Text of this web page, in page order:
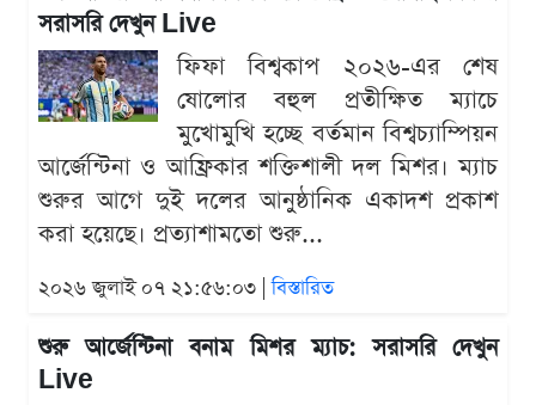
সরাসরি দেখুন Live
ফিফা বিশ্বকাপ ২০২৬-এর শেষ
ষোলোর বহুল প্রতীক্ষিত ম্যাচে
মুখোমুখি হচ্ছে বর্তমান বিশ্বচ্যাম্পিয়ন
আর্জেন্টিনা ও আফ্রিকার শক্তিশালী দল মিশর। ম্যাচ
শুরুর আগে দুই দলের আনুষ্ঠানিক একাদশ প্রকাশ
করা হয়েছে। প্রত্যাশামতো শুরু...
২০২৬ জুলাই ০৭ ২১:৫৬:০৩ |বিস্তারিত
শুরু আর্জেন্টিনা বনাম মিশর ম্যাচ: সরাসরি দেখুন
Live